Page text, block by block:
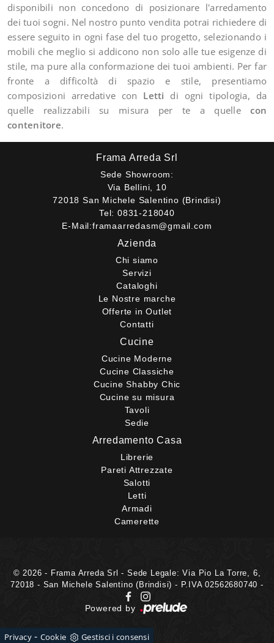
disponibili non concedono di posizionare l'arredamento
dei tuoi sogni. Nel nostro punto vendita potrai richiedere di
essere seguito in ogni fase del tuo progetto, selezionando i
mobili che meglio si addicono non solo alle tue esigenze di
stile, ma pure alla conformazione dei tuoi ambienti. Per far
fronte a difficoltà di spazio e stile, presentiamo
composizioni arredative con Letti di ogni tipologia, da
quelle realizzabili su misura per te a quellecon
contenitore.
Frama Arreda Srl
Sede Showroom:
Via Bellini, 10
72018 San Michele Salentino (Brindisi)
Tel: 0831-218040
E-Mail:framaarredasm@gmail.com
Azienda
Chi siamo
Servizi
Cataloghi
Le Nostre marche
Offerte in Outlet
Contatti
Cucine
Cucine Moderne
Cucine Classiche
Cucine Shabby Chic
Cucine su misura
Tavoli
Sedie
Arredamento Casa
Librerie
Pareti Attrezzate
Salotti
Letti
Armadi
Camerette
© 2026 - Frama Arreda Srl - Sede Legale: Via Pio La Torre, 6,
72018 - San Michele Salentino (Brindisi) - P.IVA 02562680740 -
Powered by
Privacy- Cookie Gestisci i consensi